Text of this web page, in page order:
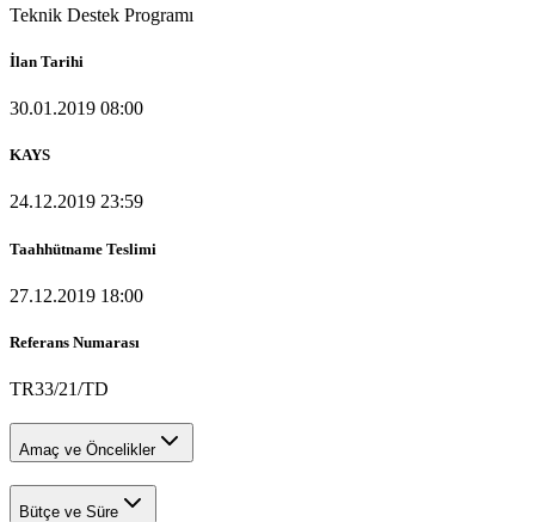
Teknik Destek Programı
İlan Tarihi
30.01.2019 08:00
KAYS
24.12.2019 23:59
Taahhütname Teslimi
27.12.2019 18:00
Referans Numarası
TR33/21/TD
Amaç ve Öncelikler
Bütçe ve Süre